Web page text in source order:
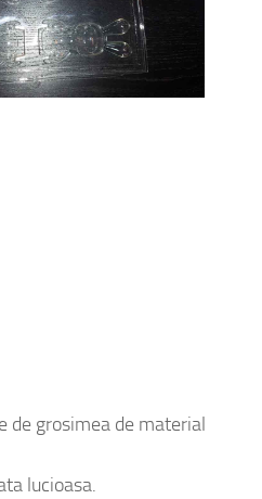
de grosimea de material
lucioasa.